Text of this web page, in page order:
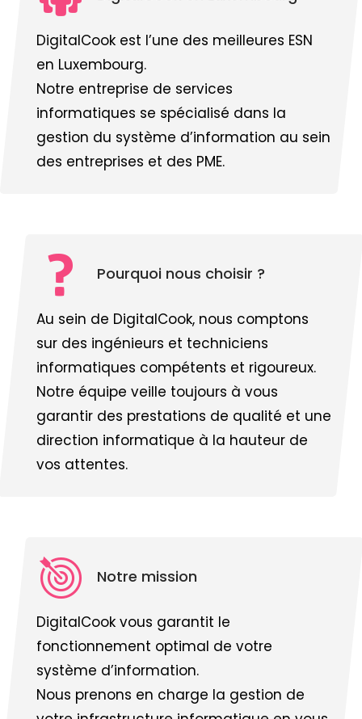
DigitalCook est l’une des meilleures ESN
en Luxembourg.
Notre entreprise de services
informatiques se spécialisé dans la
gestion du système d’information au sein
des entreprises et des PME.
Pourquoi nous choisir ?
Au sein de DigitalCook, nous comptons
sur des ingénieurs et techniciens
informatiques compétents et rigoureux.
Notre équipe veille toujours à vous
garantir des prestations de qualité et une
direction informatique à la hauteur de
vos attentes.
Notre mission
DigitalCook vous garantit le
fonctionnement optimal de votre
système d’information.
Nous prenons en charge la gestion de